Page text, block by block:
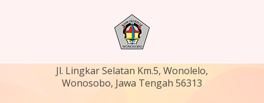
Jl. Lingkar Selatan Km.5, Wonolelo,
Wonosobo, Jawa Tengah 56313